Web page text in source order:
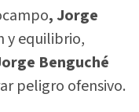
, Jorge
y equilibrio,
Benguché
peligro ofensivo.